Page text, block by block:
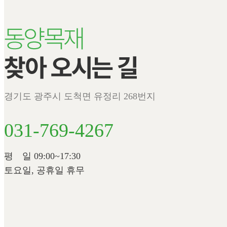
경기도 광주시 도척면 유정리 268번지
031-769-4267
평 일 09:00~17:30
토요일, 공휴일 휴무